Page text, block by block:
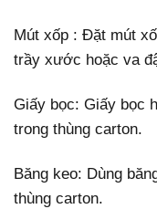
Mút xốp : Đặt mút
trầy xước hoặc va
Giấy bọc: Giấy bọc
trong thùng carton.
Băng keo: Dùng
thùng carton.